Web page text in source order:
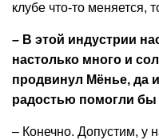
клубе что-то меняется,
– В этой индустрии
настолько много и
продвинул Мёнье, да
радостью помогли бы
– Конечно. Допустим, у